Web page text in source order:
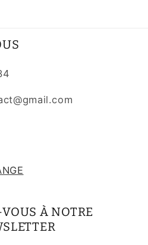
À NOTRE